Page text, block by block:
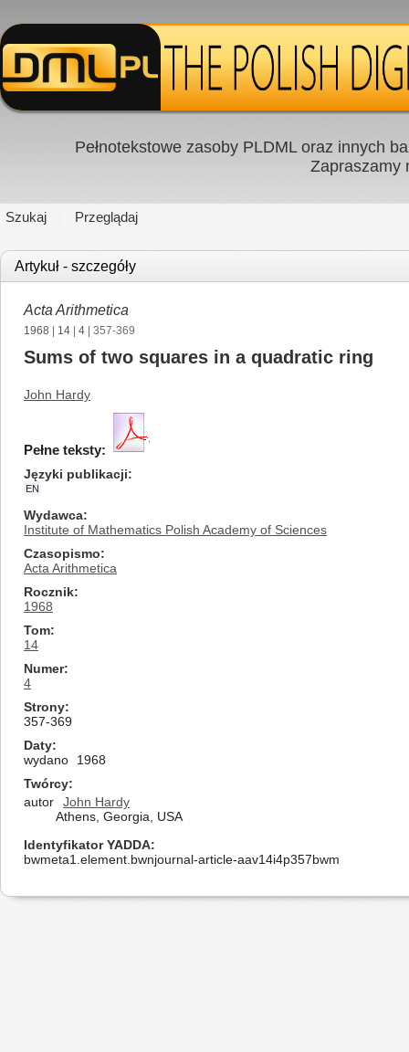
Pełnotekstowe zasoby PLDML oraz innych
Zapraszamy
Szukaj Przeglądaj
Artykuł - szczegóły
Acta Arithmetica
1968 14 4 | 357-369
Sums of two squares in a quadratic ring
John Hardy
Pełne teksty:
Języki publikacji
EN
Wydawca
Institute of Mathematics Polish Academy of Sciences
Czasopismo
Acta Arithmetica
Rocznik
1968
Tom
14
Numer
4
Strony
357-369
Daty
wydano
1968
Twórcy
autor
John Hardy
Athens, Georgia, USA
Identyfikator YADDA
bwmeta1.element.bwnjournal-article-aav14i4p357bwm